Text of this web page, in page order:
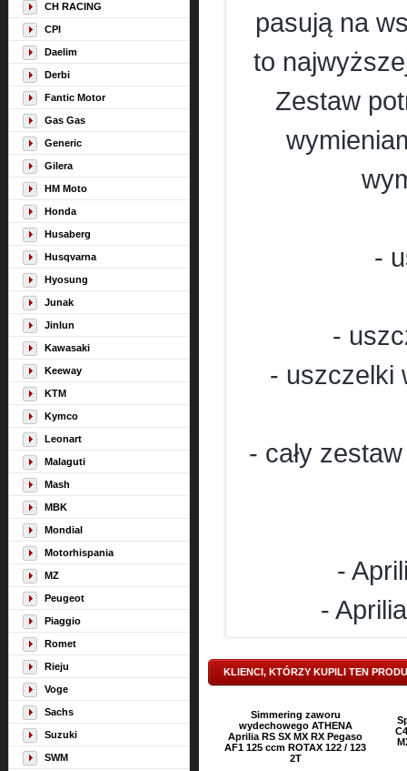
CH RACING
CPI
Daelim
Derbi
Fantic Motor
Gas Gas
Generic
Gilera
HM Moto
Honda
Husaberg
Husqvarna
Hyosung
Junak
Jinlun
Kawasaki
Keeway
KTM
Kymco
Leonart
Malaguti
Mash
MBK
Mondial
Motorhispania
MZ
Peugeot
Piaggio
Romet
Rieju
Voge
Sachs
Suzuki
SWM
pasują na
to
Zestaw
-
-
- uszczelki
- cały zest
-
-
KLIENCI, KTÓRZY KUPILI TEN
Simmering zaworu
wydechowego ATHENA
Aprilia RS SX MX RX Pegaso
AF1 125 ccm ROTAX 122 / 123
2T